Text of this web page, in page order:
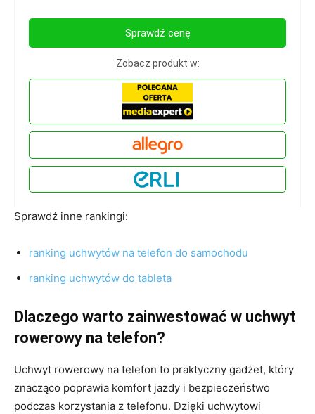
Sprawdź cenę
Zobacz produkt w:
Sprawdź inne rankingi:
ranking uchwytów na telefon do samochodu
ranking uchwytów do tableta
Dlaczego warto zainwestować w uchwyt
rowerowy na telefon?
Uchwyt rowerowy na telefon to praktyczny gadżet, który
znacząco poprawia komfort jazdy i bezpieczeństwo
podczas korzystania z telefonu. Dzięki uchwytowi